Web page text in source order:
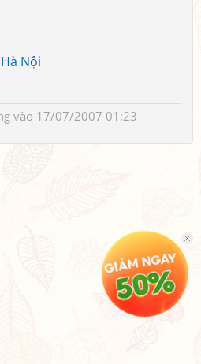
Nội
vào 17/07/2007 01:23